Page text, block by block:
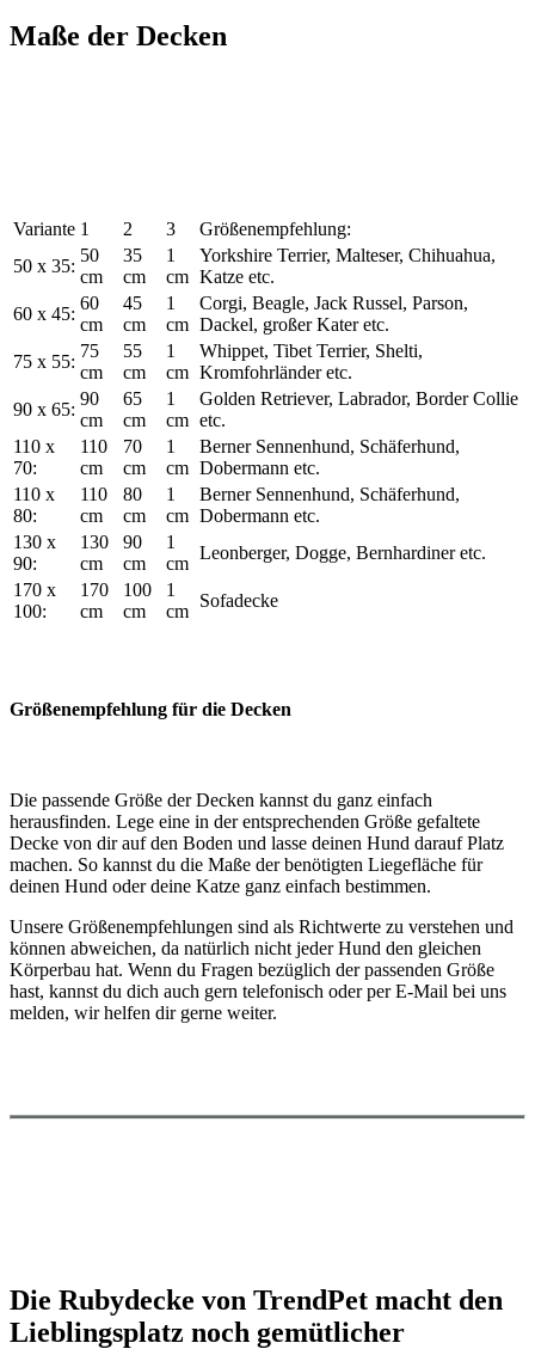
Maße der Decken
Variante 1 2 3
Größenempfehlung:
50 x 35:
50
cm
35
cm
1
cm
Yorkshire Terrier, Malteser, Chihuahua,
Katze etc.
60 x 45:
60
cm
45
cm
1
cm
Corgi, Beagle, Jack Russel, Parson,
Dackel, großer Kater etc.
75 x 55:
75
cm
55
cm
1
cm
Whippet, Tibet Terrier, Shelti,
Kromfohrländer etc.
90 x 65:
90
cm
65
cm
1
cm
Golden Retriever, Labrador, Border Collie
etc.
110 x
70:
110
cm
70
cm
1
cm
Berner Sennenhund, Schäferhund,
Dobermann etc.
110 x
80:
110
cm
80
cm
1
cm
Berner Sennenhund, Schäferhund,
Dobermann etc.
130 x
90:
130
cm
90
cm
1
cm
Leonberger, Dogge, Bernhardiner etc.
170 x
100:
170
cm
100
cm
1
cm
Sofadecke
Größenempfehlung für die Decken
Die passende Größe der Decken kannst du ganz einfach
herausfinden. Lege eine in der entsprechenden Größe gefaltete
Decke von dir auf den Boden und lasse deinen Hund darauf Platz
machen. So kannst du die Maße der benötigten Liegefläche für
deinen Hund oder deine Katze ganz einfach bestimmen.
Unsere Größenempfehlungen sind als Richtwerte zu verstehen und
können abweichen, da natürlich nicht jeder Hund den gleichen
Körperbau hat. Wenn du Fragen bezüglich der passenden Größe
hast, kannst du dich auch gern telefonisch oder per E-Mail bei uns
melden, wir helfen dir gerne weiter.
Die Rubydecke von TrendPet macht den
Lieblingsplatz noch gemütlicher